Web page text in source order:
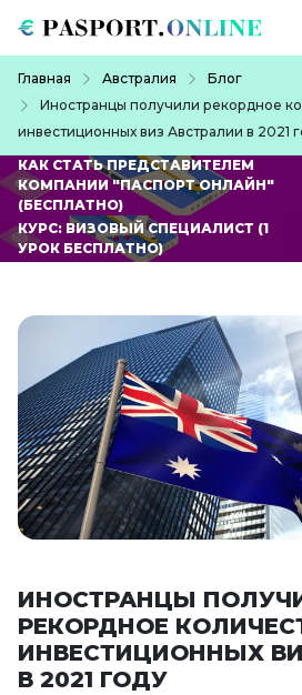
Главная Австралия
Блог
Иностранцы получили рекордное
инвестиционных виз Австралии в 2021
КАК СТАТЬ ПРЕДСТАВИТЕЛЕМ
КОМПАНИИ "ПАСПОРТ ОНЛАЙН"
(БЕСПЛАТНО)
КУРС: ВИЗОВЫЙ СПЕЦИАЛИСТ (1
УРОК БЕСПЛАТНО)
ИНОСТРАНЦЫ
РЕКОРДНОЕ
ИНВЕСТИЦИОННЫХ
В 2021 ГОДУ